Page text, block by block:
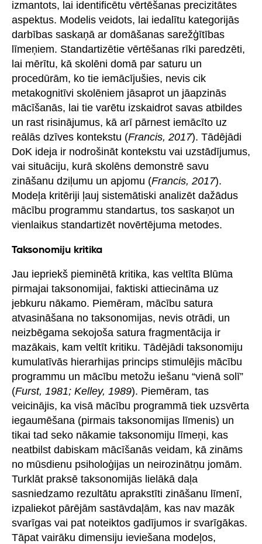
izmantots, lai identificētu vērtēšanas precizitātes
aspektus. Modelis veidots, lai iedalītu kategorijās
darbības saskaņā ar domāšanas sarežģītības
līmeņiem. Standartizētie vērtēšanas rīki paredzēti,
lai mērītu, kā skolēni domā par saturu un
procedūrām, ko tie iemācījušies, nevis cik
metakognitīvi skolēniem jāsaprot un jāapzinās
mācīšanās, lai tie varētu izskaidrot savas atbildes
un rast risinājumus, kā arī pārnest iemācīto uz
reālās dzīves kontekstu (Francis, 2017). Tādējādi
DoK ideja ir nodrošināt kontekstu vai uzstādījumus,
vai situāciju, kurā skolēns demonstrē savu
zināšanu dziļumu un apjomu (Francis, 2017).
Modeļa kritēriji ļauj sistemātiski analizēt dažādus
mācību programmu standartus, tos saskaņot un
vienlaikus standartizēt novērtējuma metodes.
Taksonomiju kritika
Jau iepriekš pieminētā kritika, kas veltīta Blūma
pirmajai taksonomijai, faktiski attiecināma uz
jebkuru nākamo. Piemēram, mācību satura
atvasināšana no taksonomijas, nevis otrādi, un
neizbēgama sekojoša satura fragmentācija ir
mazākais, kam veltīt kritiku. Tādējādi taksonomiju
kumulatīvās hierarhijas princips stimulējis mācību
programmu un mācību metožu iešanu “vienā solī”
(Furst, 1981; Kelley, 1989). Piemēram, tas
veicinājis, ka visā mācību programmā tiek uzsvērta
iegaumēšana (pirmais taksonomijas līmenis) un
tikai tad seko nākamie taksonomiju līmeņi, kas
neatbilst dabiskam mācīšanās veidam, kā zināms
no mūsdienu psiholoģijas un neirozinātņu jomām.
Turklāt praksē taksonomijās lielākā daļa
sasniedzamo rezultātu aprakstīti zināšanu līmenī,
izpaliekot pārējām sastāvdaļām, kas nav mazāk
svarīgas vai pat noteiktos gadījumos ir svarīgākas.
Tāpat vairāku dimensiju ieviešana modeļos,